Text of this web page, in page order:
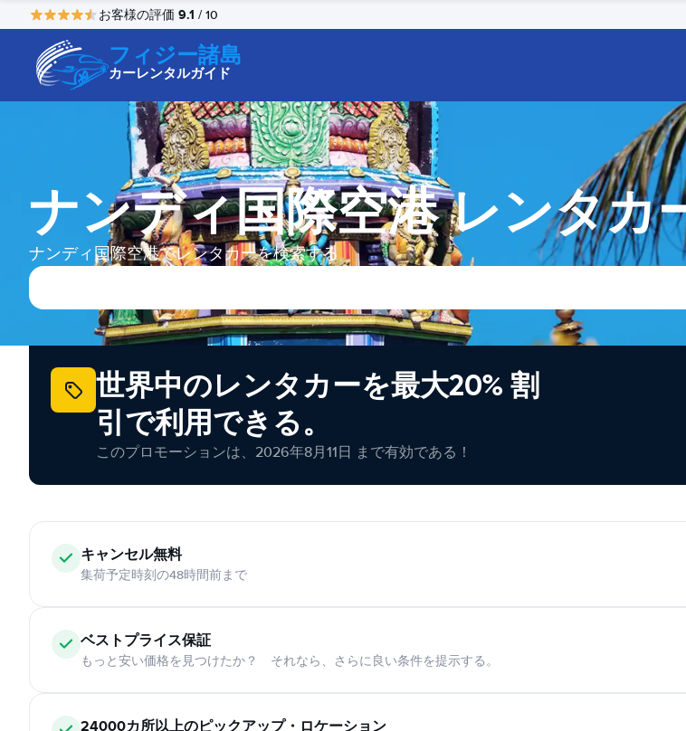
お客様の評価 9.1 / 10
フィジー諸島
カーレンタルガイド
ナンディ国際空港 レンタカ
ナンディ国際空港でレンタカーを検索する
世界中のレンタカーを最大20% 割
引で利用できる。
このプロモーションは、2026年8月11日 まで有効である！
キャンセル無料
集荷予定時刻の48時間前まで
ベストプライス保証
もっと安い価格を見つけたか？ それなら、さらに良い条件を提示する。
24000カ所以上のピックアップ・ロケーション